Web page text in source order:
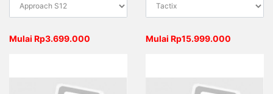
Mulai Rp3.699.000 Mulai Rp15.999.000